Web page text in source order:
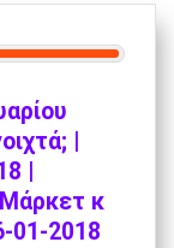
|
|
κ
01-2018